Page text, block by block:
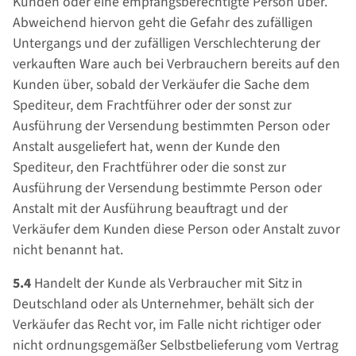
Abweichend hiervon geht die Gefahr des zufälligen
Untergangs und der zufälligen Verschlechterung der
verkauften Ware auch bei Verbrauchern bereits auf den
Kunden über, sobald der Verkäufer die Sache dem
Spediteur, dem Frachtführer oder der sonst zur
Ausführung der Versendung bestimmten Person oder
Anstalt ausgeliefert hat, wenn der Kunde den
Spediteur, den Frachtführer oder die sonst zur
Ausführung der Versendung bestimmte Person oder
Anstalt mit der Ausführung beauftragt und der
Verkäufer dem Kunden diese Person oder Anstalt zuvor
nicht benannt hat.
5.4 Handelt der Kunde als Verbraucher mit Sitz in
Deutschland oder als Unternehmer, behält sich der
Verkäufer das Recht vor, im Falle nicht richtiger oder
nicht ordnungsgemäßer Selbstbelieferung vom Vertrag